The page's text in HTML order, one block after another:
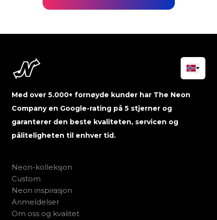
Med over 5.000+ fornøyde kunder har The Neon
Company en Google-rating på 5 stjerner og
garanterer den beste kvaliteten, servicen og
påliteligheten til enhver tid.
Neon-kolleksjon
Custom
Neon inspirasjon
Anmeldelser
Om oss og kvalitet